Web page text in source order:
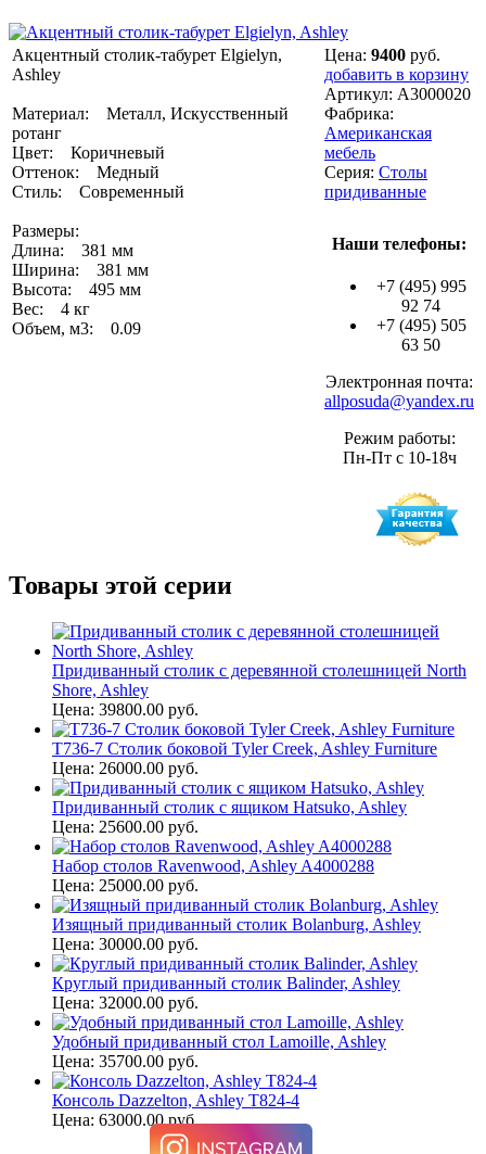
Акцентный столик-табурет Elgielyn,
Ashley
Материал: Металл, Искусственный
ротанг
Цвет: Коричневый
Оттенок: Медный
Стиль: Современный
Размеры:
Длина: 381 мм
Ширина: 381 мм
Высота: 495 мм
Вес: 4 кг
Объем, м3: 0.09
Цена: 9400 руб.
добавить в корзину
Артикул: A3000020
Фабрика:
Американская
мебель
Серия: Столы
придиванные
Наши телефоны:
+7 (495) 995
92 74
+7 (495) 505
63 50
Электронная почта:
allposuda@yandex.ru
Режим работы:
Пн-Пт с 10-18ч
Товары этой серии
Придиванный столик с деревянной столешницей North
Shore, Ashley
Цена: 39800.00 руб.
T736-7 Столик боковой Tyler Creek, Ashley Furniture
Цена: 26000.00 руб.
Придиванный столик с ящиком Hatsuko, Ashley
Цена: 25600.00 руб.
Набор столов Ravenwood, Ashley A4000288
Цена: 25000.00 руб.
Изящный придиванный столик Bolanburg, Ashley
Цена: 30000.00 руб.
Круглый придиванный столик Balinder, Ashley
Цена: 32000.00 руб.
Удобный придиванный стол Lamoille, Ashley
Цена: 35700.00 руб.
Консоль Dazzelton, Ashley T824-4
Цена: 63000.00 руб.